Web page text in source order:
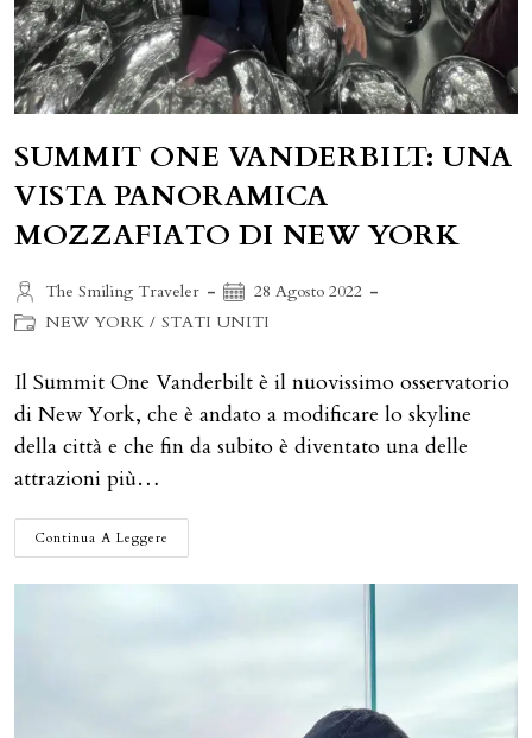
SUMMIT ONE VANDERBILT: UNA
VISTA PANORAMICA
MOZZAFIATO DI NEW YORK
Autore
dell'articolo:
The Smiling Traveler
Articolo
pubblicato:
28 Agosto 2022
Categoria
NEW YORK / STATI UNITI
Il Summit One Vanderbilt è il nuovissimo osservatorio
di New York, che è andato a modificare lo skyline
della città e che fin da subito è diventato una delle
attrazioni più…
Continua A Leggere
ONE
UNA